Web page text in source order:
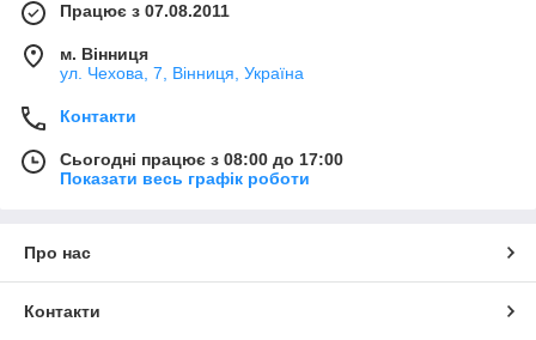
Працює з 07.08.2011
м. Вінниця
ул. Чехова, 7, Вінниця, Україна
Контакти
Сьогодні працює з 08:00 до 17:00
Показати весь графік роботи
Про нас
Контакти